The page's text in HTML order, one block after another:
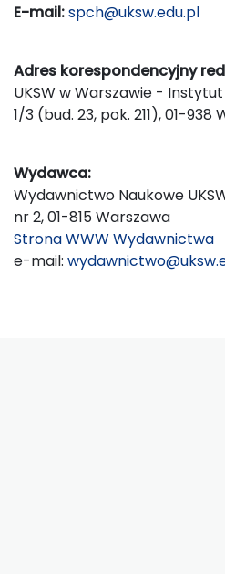
E-mail:spch@uksw.edu.pl
Adres korespondencyjny
UKSW w Warszawie -
1/3 (bud. 23, pok. 211), 01-938
Wydawca:
Wydawnictwo Naukowe
nr 2, 01-815 Warszawa
Strona WWW Wydawnictwa
e-mail: